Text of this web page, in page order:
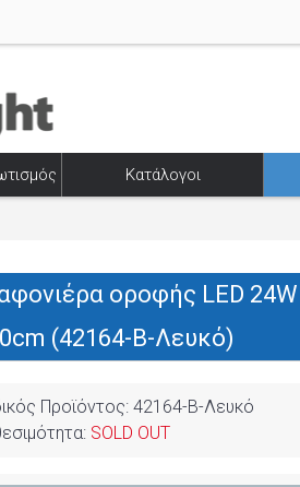
Κατάλογοι
οροφής LED
(42164-Β-Λευκό)
Προϊόντος: 42164-Β-Λευκό
SOLD OUT